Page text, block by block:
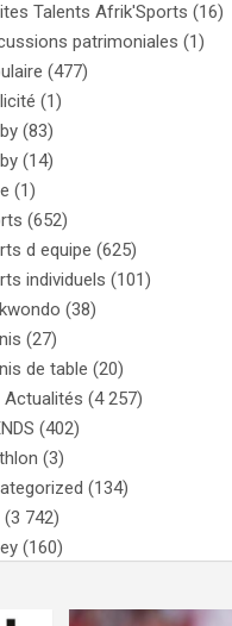
Talents Afrik'Sports (16)
patrimoniales (1)
(477)
(1)
(83)
(14)
(1)
(652)
d equipe (625)
individuels (101)
(38)
(27)
de table (20)
Actualités (4 257)
(402)
(3)
(134)
(3 742)
(160)